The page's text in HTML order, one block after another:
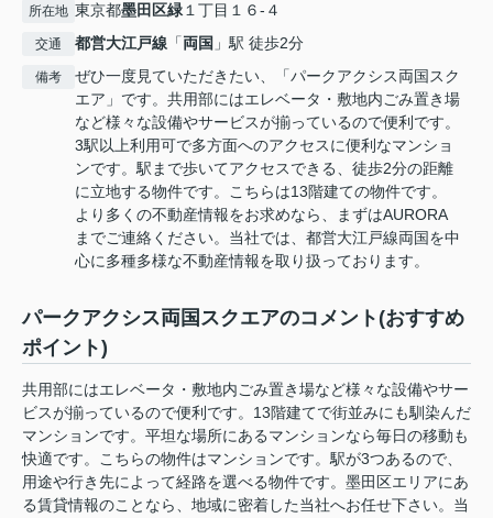
所在地 東京都墨田区緑１丁目１６-４
交通 都営大江戸線 「両国 」駅 徒歩2分
備考
ぜひ一度見ていただきたい、「パークアクシス両国スク
エア」です。共用部にはエレベータ・敷地内ごみ置き場
など様々な設備やサービスが揃っているので便利です。
3駅以上利用可で多方面へのアクセスに便利なマンショ
ンです。駅まで歩いてアクセスできる、徒歩2分の距離
に立地する物件です。こちらは13階建ての物件です。
より多くの不動産情報をお求めなら、まずはAURORA
までご連絡ください。当社では、都営大江戸線両国を中
心に多種多様な不動産情報を取り扱っております。
パークアクシス両国スクエアのコメント(おすすめ
ポイント)
共用部にはエレベータ・敷地内ごみ置き場など様々な設備やサー
ビスが揃っているので便利です。13階建てで街並みにも馴染んだ
マンションです。平坦な場所にあるマンションなら毎日の移動も
快適です。こちらの物件はマンションです。駅が3つあるので、
用途や行き先によって経路を選べる物件です。墨田区エリアにあ
る賃貸情報のことなら、地域に密着した当社へお任せ下さい。当